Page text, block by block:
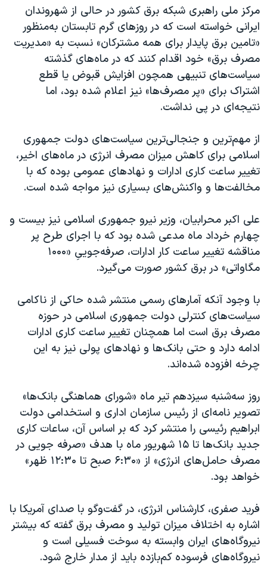
مرکز ملی راهبری شبکه برق کشور در حالی از شهروندان
ایرانی خواسته است که در روزهای گرم تابستان به‌منظور
«تامین برق پایدار برای همه مشترکان» نسبت به «مدیریت
مصرف برق» خود اقدام کنند که در ماه‌های گذشته
سیاست‌های تنبیهی همچون افزایش قبوض یا قطع
اشتراک برای «پر مصرف‌ها» نیز اعلام شده بود، اما
نتیجه‌ای در پی نداشت.
از مهم‌ترین و جنجالی‌ترین سیاست‌های دولت جمهوری
اسلامی برای کاهش میزان مصرف انرژی در ماه‌های اخیر،
تغییر ساعت کاری ادارات و نهادهای عمومی بوده که با
مخالفت‌ها و واکنش‌های بسیاری نیز مواجه شده است.
علی اکبر محرابیان، وزیر نیرو جمهوری اسلامی نیز بیست و
چهارم خرداد ماه مدعی شده بود که با اجرای طرح پر
مناقشه تغییر ساعت کار ادارات، صرفه‌جوییِ «۱۰۰۰
مگاواتی» در برق کشور صورت می‌گیرد.
با وجود آنکه آمارهای رسمی منتشر شده حاکی از ناکامی
سیاست‌های کنترلی دولت جمهوری اسلامی در حوزه
مصرف برق است اما همچنان تغییر ساعت کاری ادارات
ادامه دارد و حتی بانک‌ها و نهادهای پولی نیز به این
چرخه افزوده شده‌اند.
روز سه‌شنبه سیزدهم تیر ماه «شورای هماهنگی بانک‌ها»
تصویر نامه‌ای از رئیس سازمان اداری و استخدامی دولت
ابراهیم رئیسی را منتشر کرد که بر اساس آن، ساعات کاری
جدید بانک‌ها تا ۱۵ شهریور ماه با هدف «صرفه جویی در
مصرف حامل‌های انرژی» از «۶:۳۰ صبح تا ۱۲:۳۰ ظهر»
خواهد بود.
فرید صفری، کارشناس انرژی، در گفت‌وگو با صدای آمریکا با
اشاره به اختلاف میزان تولید و مصرف برق گفته که بیشتر
نیروگاه‌های ایران وابسته به سوخت فسیلی است و
نیروگاه‌های فرسوده کم‌بازده باید از مدار خارج شود.